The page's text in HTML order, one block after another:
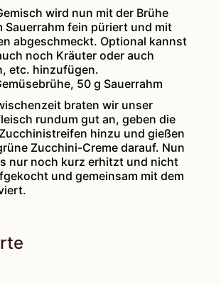
wird nun mit der Brühe
Sauerrahm fein püriert und mit
abgeschmeckt. Optional kannst
noch Kräuter oder auch
etc. hinzufügen.
50 g Sauerrahm
braten wir unser
rundum gut an, geben die
hinzu und gießen
Zucchini-Creme darauf. Nun
nur noch kurz erhitzt und nicht
und gemeinsam mit dem